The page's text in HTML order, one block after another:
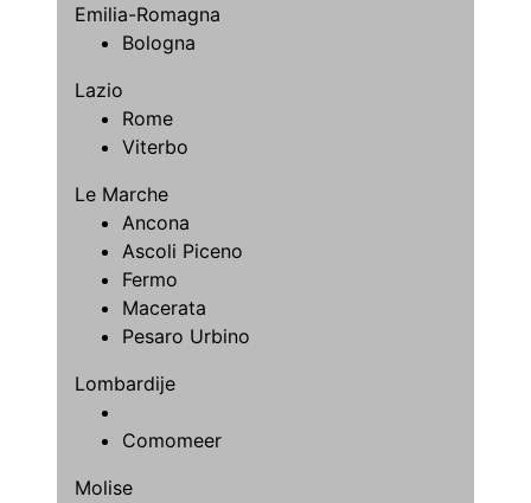
Emilia-Romagna
Bologna
Lazio
Rome
Viterbo
Le Marche
Ancona
Ascoli Piceno
Fermo
Macerata
Pesaro Urbino
Lombardije
Comomeer
Molise